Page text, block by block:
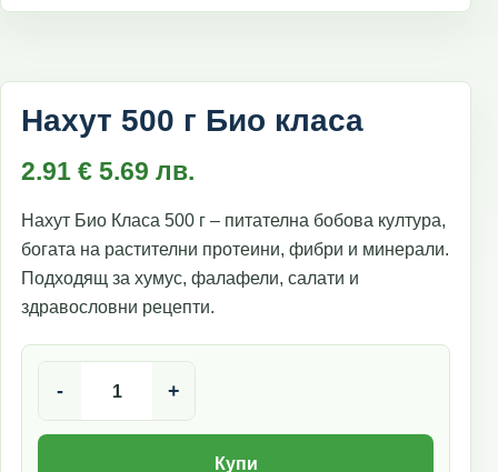
Нахут 500 г Био класа
2.91 € 5.69 лв.
Нахут Био Класа 500 г – питателна бобова култура,
богата на растителни протеини, фибри и минерали.
Подходящ за хумус, фалафели, салати и
здравословни рецепти.
- +
Купи